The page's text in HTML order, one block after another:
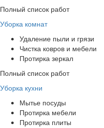
Полный список работ
Уборка комнат
Удаление пыли и грязи
Чистка ковров и мебели
Протирка зеркал
Полный список работ
Уборка кухни
Мытье посуды
Протирка мебели
Протирка плиты